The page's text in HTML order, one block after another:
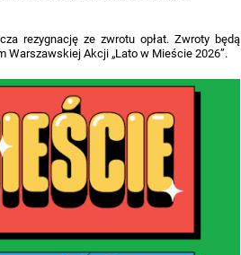
rezygnację ze zwrotu opłat. Zwroty będą
Warszawskiej Akcji „Lato w Mieście 2026”.